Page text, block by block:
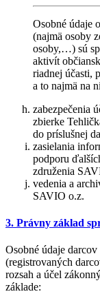
Osobné údaje
(najmä osoby
osoby,…) sú
aktivít
riadnej účasti,
a to najmä na
zabezpečenia
zbierke
do príslušnej
zasielania
podporu
združenia
vedenia a
SAVIO o.z.
3. Právny základ
Osobné údaje
(registrovaných
rozsah a účel
základe: